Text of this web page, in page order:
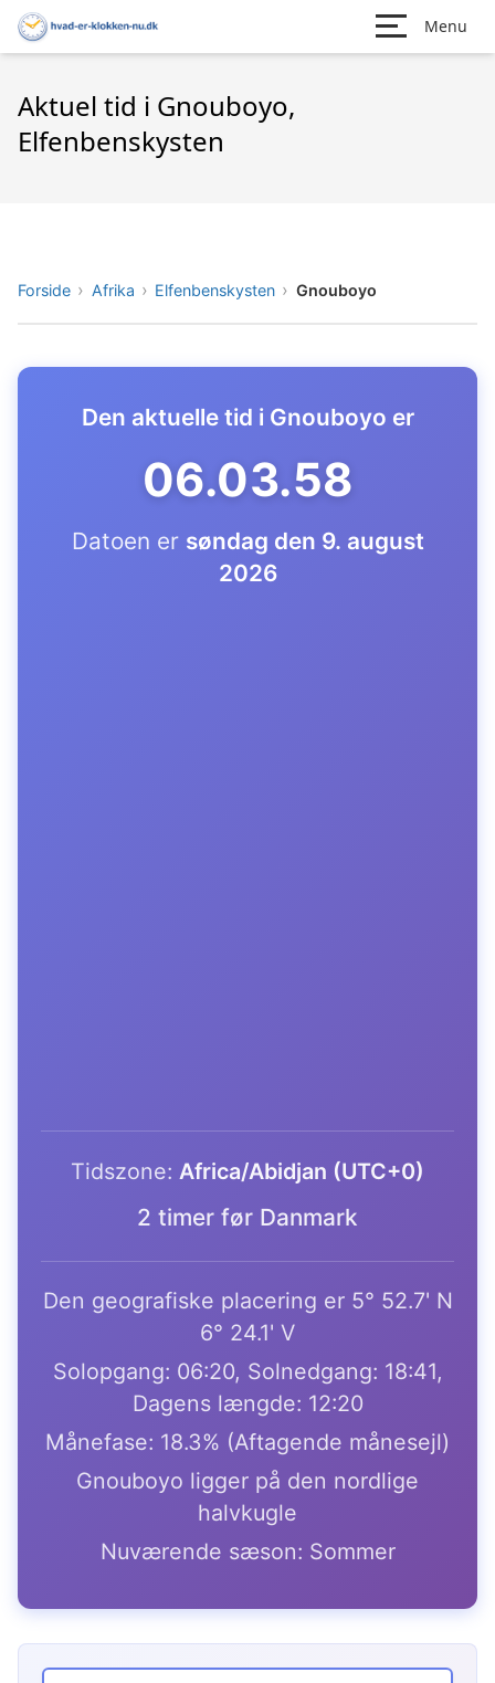
Menu
Aktuel tid i Gnouboyo,
Elfenbenskysten
Forside Afrika Elfenbenskysten Gnouboyo
Den aktuelle tid i Gnouboyo er
06.03.59
Datoen er søndag den 9. august
2026
Tidszone: Africa/Abidjan (UTC+0)
2 timer før Danmark
Den geografiske placering er 5° 52.7' N
6° 24.1' V
Solopgang: 06:20, Solnedgang: 18:41,
Dagens længde: 12:20
Månefase: 18.3% (Aftagende månesejl)
Gnouboyo ligger på den nordlige
halvkugle
Nuværende sæson: Sommer